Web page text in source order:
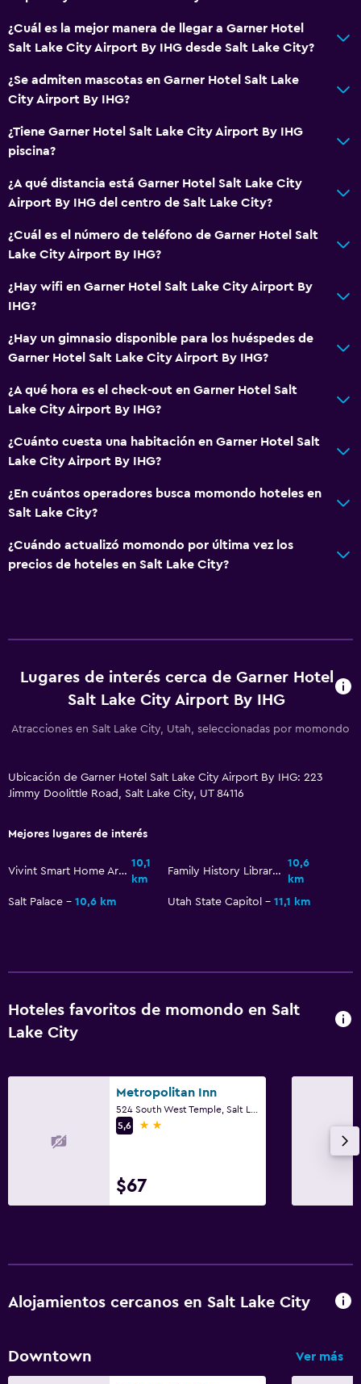
Comedor
Cafetera
Salud y seguridad
Limpieza diaria
Gimnasio
Piscina (cubierta)
¿Cuál es la mejor manera de llegar a Garner Hotel
Salt Lake City Airport By IHG desde Salt Lake City?
¿Se admiten mascotas en Garner Hotel Salt Lake
City Airport By IHG?
¿Tiene Garner Hotel Salt Lake City Airport By IHG
piscina?
¿A qué distancia está Garner Hotel Salt Lake City
Airport By IHG del centro de Salt Lake City?
¿Cuál es el número de teléfono de Garner Hotel Salt
Lake City Airport By IHG?
¿Hay wifi en Garner Hotel Salt Lake City Airport By
IHG?
¿Hay un gimnasio disponible para los huéspedes de
Garner Hotel Salt Lake City Airport By IHG?
¿A qué hora es el check-out en Garner Hotel Salt
Lake City Airport By IHG?
¿Cuánto cuesta una habitación en Garner Hotel Salt
Lake City Airport By IHG?
¿En cuántos operadores busca momondo hoteles en
Salt Lake City?
¿Cuándo actualizó momondo por última vez los
precios de hoteles en Salt Lake City?
Lugares de interés cerca de Garner Hotel
Salt Lake City Airport By IHG
Atracciones en Salt Lake City, Utah, seleccionadas por momondo
Ubicación de Garner Hotel Salt Lake City Airport By IHG: 223
Jimmy Doolittle Road, Salt Lake City, UT 84116
Mejores lugares de interés
Vivint Smart Home Arena
10,1
km
Family History Library
10,6
km
Salt Palace
10,6 km Utah State Capitol 11,1 km
Hoteles favoritos de momondo en Salt
Lake City
Metropolitan Inn
5,6
2 estrellas
$67
Alojamientos cercanos en Salt Lake City
Downtown Ver más